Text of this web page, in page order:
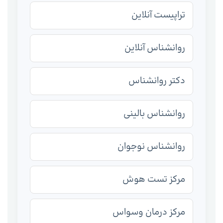
تراپیست آنلاین
روانشناس آنلاین
دکتر روانشناس
روانشناس بالینی
روانشناس نوجوان
مرکز تست هوش
مرکز درمان وسواس